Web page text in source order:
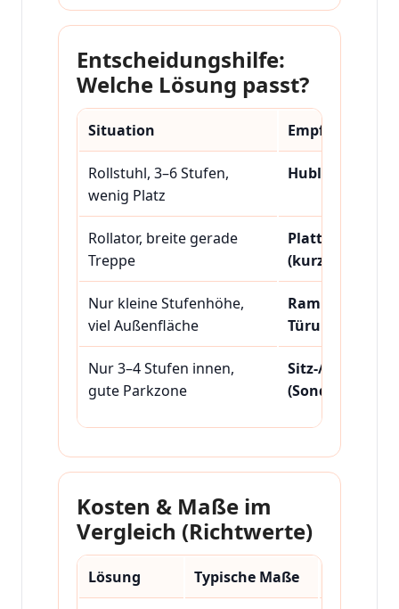
Entscheidungshilfe:
Welche Lösung passt?
Situation Empfehlung
Rollstuhl, 3–6 Stufen,
wenig Platz
Hublift
Rollator, breite gerade
Treppe
Plattformlift
(kurz)
Nur kleine Stufenhöhe,
viel Außenfläche
Rampe +
Türumbau
Nur 3–4 Stufen innen,
gute Parkzone
Sitz-/Stehlift
(Sonderfall)
Kosten & Maße im
Vergleich (Richtwerte)
Lösung Typische Maße